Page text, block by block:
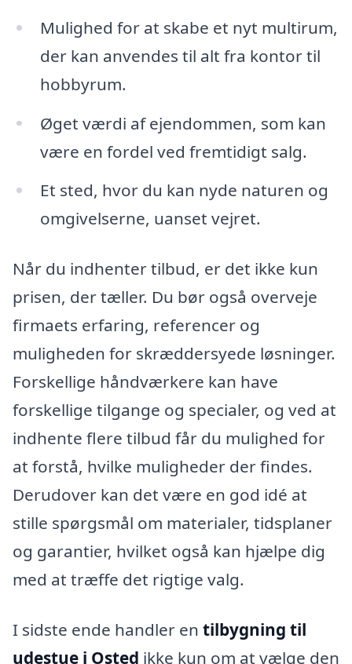
Mulighed for at skabe et nyt multirum,
der kan anvendes til alt fra kontor til
hobbyrum.
Øget værdi af ejendommen, som kan
være en fordel ved fremtidigt salg.
Et sted, hvor du kan nyde naturen og
omgivelserne, uanset vejret.
Når du indhenter tilbud, er det ikke kun
prisen, der tæller. Du bør også overveje
firmaets erfaring, referencer og
muligheden for skræddersyede løsninger.
Forskellige håndværkere kan have
forskellige tilgange og specialer, og ved at
indhente flere tilbud får du mulighed for
at forstå, hvilke muligheder der findes.
Derudover kan det være en god idé at
stille spørgsmål om materialer, tidsplaner
og garantier, hvilket også kan hjælpe dig
med at træffe det rigtige valg.
I sidste ende handler en tilbygning til
udestue i Osted ikke kun om at vælge den